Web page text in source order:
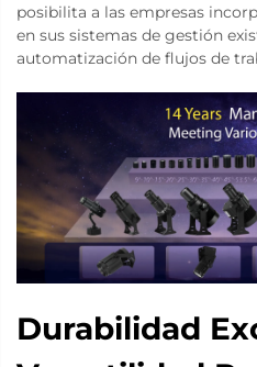
posibilita a las empresas
en sus sistemas de gestión
automatización de flujos de
Durabilidad